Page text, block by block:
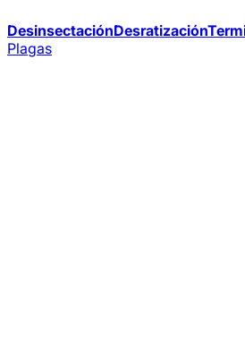
DesinsectaciónDesratización
Plagas